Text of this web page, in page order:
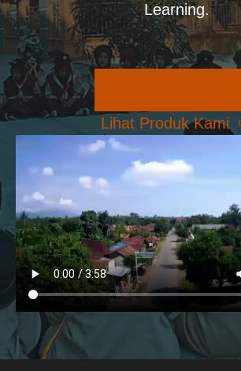
Learning.
Lihat Produk Kami